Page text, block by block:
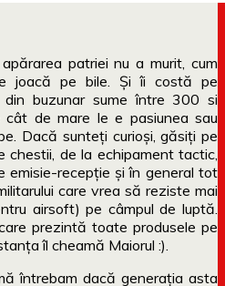
patriei nu a murit, cum
joacă pe bile. Și îi costă pe
din buzunar sume între 300 si
de mare le e pasiunea sau
Dacă sunteți curioși, găsiți pe
chestii, de la echipament tactic,
emisie-recepție și în general tot
care vrea să reziste mai
airsoft) pe câmpul de luptă.
prezintă toate produsele pe
îl cheamă Maiorul :).
întrebam dacă generația asta